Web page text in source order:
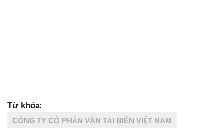
Từ khóa:
CÔNG TY CỔ PHẦN VẬN TẢI BIỂN VIỆT NAM